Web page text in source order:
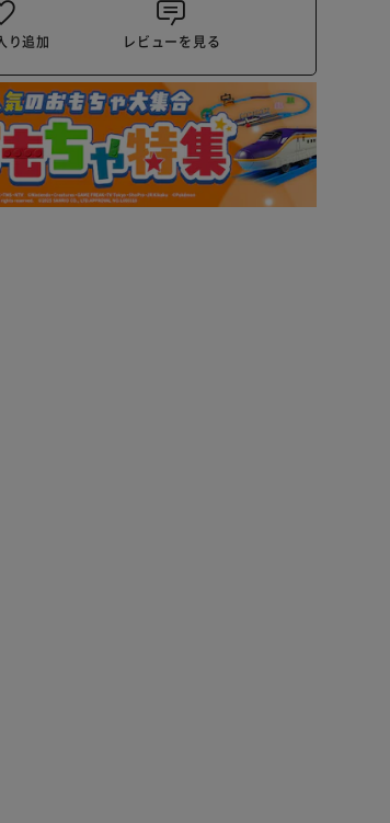
り追加 レビューを見る